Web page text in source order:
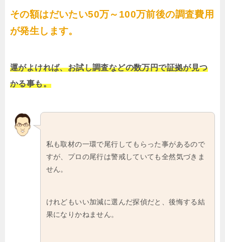
その額はだいたい50万～100万前後の調査費用
が発生します。
運がよければ、お試し調査などの数万円で証拠が見つ
かる事も。
私も取材の一環で尾行してもらった事があるので
すが、プロの尾行は警戒していても全然気づきま
せん。
けれどもいい加減に選んだ探偵だと、後悔する結
果になりかねません。